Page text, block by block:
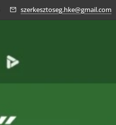
szerkesztoseg.hke@gmail.com